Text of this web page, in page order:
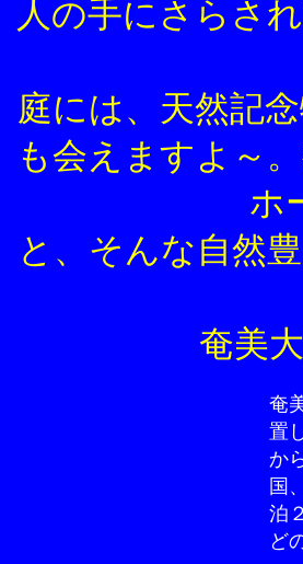
人の手にさらさ
庭には、天然記
も会えますよ～
ホ
と、そんな自然
奄美
奄
置
か
国
泊
ど